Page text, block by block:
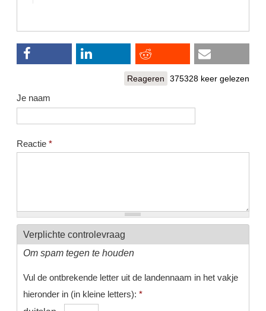
Reageren 375328 keer gelezen
Je naam
Reactie *
Verplichte controlevraag
Om spam tegen te houden
Vul de ontbrekende letter uit de landennaam in het vakje
hieronder in (in kleine letters): *